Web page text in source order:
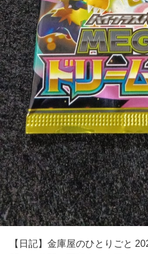
【日記】金庫屋のひとりごと